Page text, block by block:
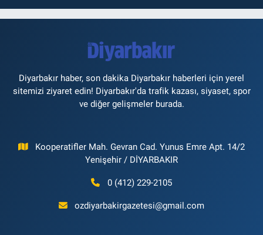
Diyarbakır haber, son dakika Diyarbakır haberleri için yerel
sitemizi ziyaret edin! Diyarbakır'da trafik kazası, siyaset, spor
ve diğer gelişmeler burada.
Kooperatifler Mah. Gevran Cad. Yunus Emre Apt. 14/2
Yenişehir / DİYARBAKIR
0 (412) 229-2105
ozdiyarbakirgazetesi@gmail.com